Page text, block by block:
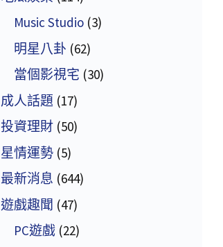
Music Studio (3)
明星八卦 (62)
當個影視宅 (30)
成人話題 (17)
投資理財 (50)
星情運勢 (5)
最新消息 (644)
遊戲趣聞 (47)
PC遊戲 (22)